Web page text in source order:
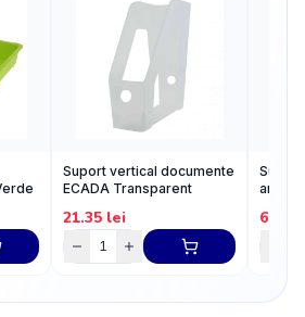
Suport vertical documente
ECADA Transparent
21.35 lei 6lei